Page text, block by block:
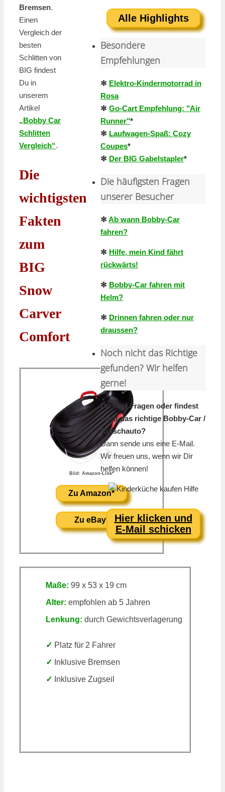
Bremsen.
Einen
Vergleich der
besten
Schlitten von
BIG findest
Du in
unserem
Artikel
„Bobby Car
Schlitten
Vergleich“.
Die
wichtigsten
Fakten
zum
BIG
Snow
Carver
Comfort
Bild: Amazon-Link*
Zu Amazon*
Zu eBay*
Maße: 99 x 53 x 19 cm
Alter: empfohlen ab 5 Jahren
Lenkung: durch Gewichtsverlagerung
✓ Platz für 2 Fahrer
✓ Inklusive Bremsen
✓ Inklusive Zugseil
Alle Highlights
Besondere
Empfehlungen
✻ Elektro-Kindermotorrad in
Rosa
✻ Go-Cart Empfehlung: "Air
Runner"*
✻ Laufwagen-Spaß: Cozy
Coupes*
✻ Der BIG Gabelstapler*
Die häufigsten Fragen
unserer Besucher
✻ Ab wann Bobby-Car
fahren?
✻ Hilfe, mein Kind fährt
rückwärts!
✻ Bobby-Car fahren mit
Helm?
✻ Drinnen fahren oder nur
draussen?
Noch nicht das Richtige
gefunden? Wir helfen
gerne!
Du hast Fragen oder findest
nicht das richtige Bobby-Car /
Rutschauto?
Dann sende uns eine E-Mail.
Wir freuen uns, wenn wir Dir
helfen können!
Hier klicken und
E-Mail schicken